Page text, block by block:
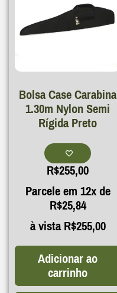
Bolsa Case Carabina
1.30m Nylon Semi
Rígida Preto
R$255,00
Parcele em 12x de
R$25,84
à vistaR$255,00
Adicionar ao
carrinho